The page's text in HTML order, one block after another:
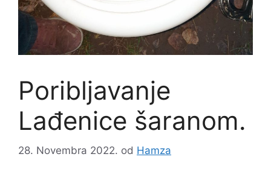
Poribljavanje
Lađenice šaranom.
28. Novembra 2022. od Hamza